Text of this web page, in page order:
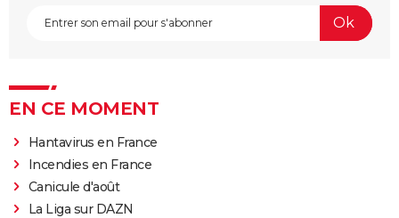
EN CE MOMENT
Hantavirus en France
Incendies en France
Canicule d'août
La Liga sur DAZN